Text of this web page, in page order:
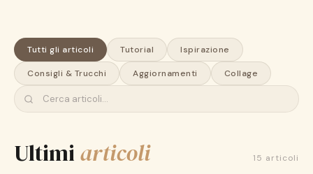
Language 🇮🇹 IT
Aspetto
Tutti gli articoli Tutorial Ispirazione
Consigli & Trucchi Aggiornamenti Collage
Ultimi articoli 15 articoli